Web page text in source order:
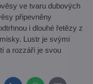
ve tvaru dubových
připevněny
i dlouhé řetězy z
Lustr je svými
a rozzáří je svou